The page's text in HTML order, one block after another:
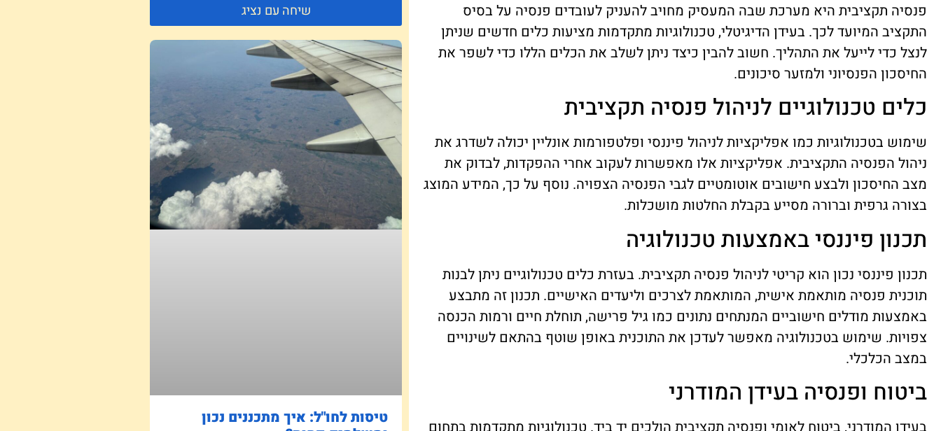
פנסיה תקציבית היא מערכת שבה המעסיק מחויב להעניק לעובדים פנסיה על בסיס
התקציב המיועד לכך. בעידן הדיגיטלי, טכנולוגיות מתקדמות מציעות כלים חדשים שניתן
לנצל כדי לייעל את התהליך. חשוב להבין כיצד ניתן לשלב את הכלים הללו כדי לשפר את
החיסכון הפנסיוני ולמזער סיכונים.
כלים טכנולוגיים לניהול פנסיה תקציבית
שימוש בטכנולוגיות כמו אפליקציות לניהול פיננסי ופלטפורמות אונליין יכולה לשדרג את
ניהול הפנסיה התקציבית. אפליקציות אלו מאפשרות לעקוב אחרי ההפקדות, לבדוק את
מצב החיסכון ולבצע חישובים אוטומטיים לגבי הפנסיה הצפויה. נוסף על כך, המידע המוצג
בצורה גרפית וברורה מסייע בקבלת החלטות מושכלות.
תכנון פיננסי באמצעות טכנולוגיה
תכנון פיננסי נכון הוא קריטי לניהול פנסיה תקציבית. בעזרת כלים טכנולוגיים ניתן לבנות
תוכנית פנסיה מותאמת אישית, המותאמת לצרכים וליעדים האישיים. תכנון זה מתבצע
באמצעות מודלים חישוביים המנתחים נתונים כמו גיל פרישה, תוחלת חיים ורמות הכנסה
צפויות. שימוש בטכנולוגיה מאפשר לעדכן את התוכנית באופן שוטף בהתאם לשינויים
במצב הכלכלי.
ביטוח ופנסיה בעידן המודרני
שיחה עם נציג
טיסות לחו"ל: איך מתכננים נכון